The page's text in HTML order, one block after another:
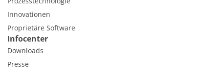
Innovationen
Proprietäre Software
Infocenter
Downloads
Presse